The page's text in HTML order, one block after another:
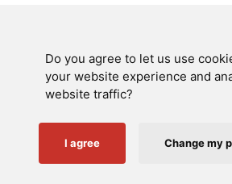
Do you agree to let us use
your website experience and
website traffic?
I agree Change my
Swienty A/S
Kundeservice
Nyttige links